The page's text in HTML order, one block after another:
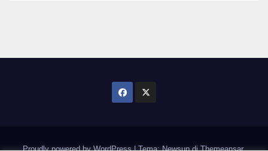
Proudly powered by WordPress|Tema: Newsup diThemeansar.